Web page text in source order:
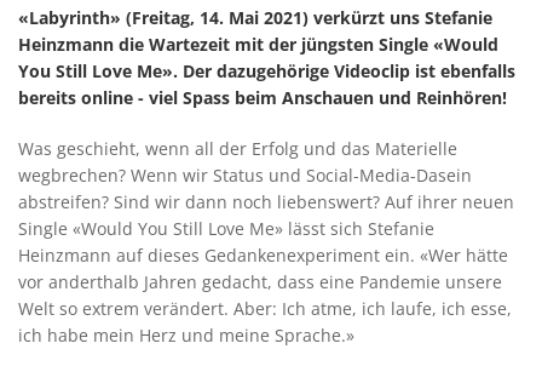
«Labyrinth» (Freitag, 14. Mai 2021) verkürzt uns Stefanie
Heinzmann die Wartezeit mit der jüngsten Single «Would
You Still Love Me». Der dazugehörige Videoclip ist ebenfalls
bereits online - viel Spass beim Anschauen und Reinhören!
Was geschieht, wenn all der Erfolg und das Materielle
wegbrechen? Wenn wir Status und Social-Media-Dasein
abstreifen? Sind wir dann noch liebenswert? Auf ihrer neuen
Single «Would You Still Love Me» lässt sich Stefanie
Heinzmann auf dieses Gedankenexperiment ein. «Wer hätte
vor anderthalb Jahren gedacht, dass eine Pandemie unsere
Welt so extrem verändert. Aber: Ich atme, ich laufe, ich esse,
ich habe mein Herz und meine Sprache.»